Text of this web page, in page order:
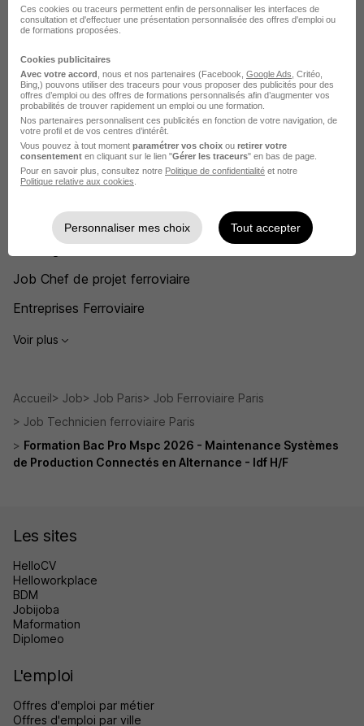
Recherches similaires
Job Technicien ferroviaire
Job Ferroviaire
Job Mécanicien ferroviaire
Job Conducteur de train
Job Agent d'escale
Job Chef de projet ferroviaire
Entreprises Ferroviaire
Voir plus
Accueil Job Job Paris
Job Ferroviaire Paris
Job Technicien ferroviaire Paris
Formation Bac Pro Mspc 2026 - Maintenance Systèmes
de Production Connectés en Alternance - Idf H/F
Les sites
HelloCV
Helloworkplace
BDM
Jobijoba
Maformation
Diplomeo
L'emploi
Offres d'emploi par métier
Offres d'emploi par ville
Ces cookies ou traceurs permettent enfin de personnaliser les interfaces de
consultation et d'effectuer une présentation personnalisée des offres d'emploi ou
de formations proposées.
Cookies publicitaires
Avec votre accord , nous et nos partenaires (Facebook, Google Ads , Critéo,
Bing,) pouvons utiliser des traceurs pour vous proposer des publicités pour des
offres d’emploi ou des offres de formations personnalisés afin d’augmenter vos
probabilités de trouver rapidement un emploi ou une formation.
Nos partenaires personnalisent ces publicités en fonction de votre navigation, de
votre profil et de vos centres d’intérêt.
Vous pouvez à tout moment paramétrer vos choix ou retirer votre
consentement en cliquant sur le lien "Gérer les traceurs" en bas de page.
Pour en savoir plus, consultez notre Politique de confidentialité et notre
Politique relative aux cookies
Personnaliser mes choix Tout accepter